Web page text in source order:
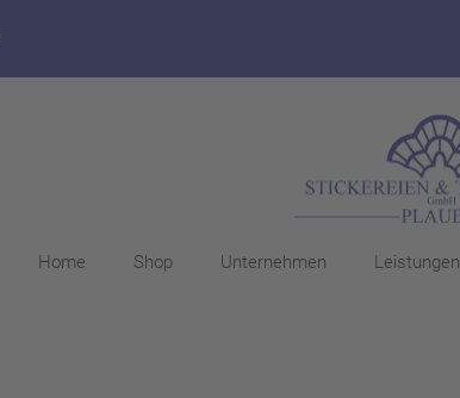
Home Shop Unternehmen Leistungen